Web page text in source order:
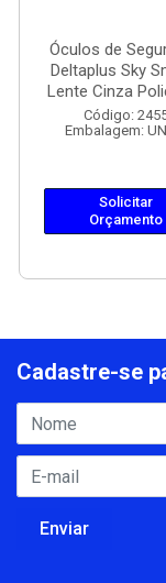
Óculos de
Deltaplus Sky
Lente Cinza
Código:
Embalagem:
Solicitar
Orçamento
Cadastre-se